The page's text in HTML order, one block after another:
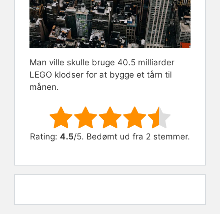
Man ville skulle bruge 40.5 milliarder
LEGO klodser for at bygge et tårn til
månen.
Rate this item:
Submit Rating
Rating: 4.5/5. Bedømt ud fra 2 stemmer.